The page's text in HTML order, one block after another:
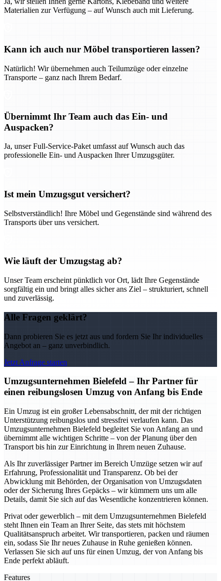
Materialien zur Verfügung – auf Wunsch auch mit Lieferung.
Kann ich auch nur Möbel transportieren lassen?
Natürlich! Wir übernehmen auch Teilumzüge oder einzelne
Transporte – ganz nach Ihrem Bedarf.
Übernimmt Ihr Team auch das Ein- und
Auspacken?
Ja, unser Full-Service-Paket umfasst auf Wunsch auch das
professionelle Ein- und Auspacken Ihrer Umzugsgüter.
Ist mein Umzugsgut versichert?
Selbstverständlich! Ihre Möbel und Gegenstände sind während des
Transports über uns versichert.
Wie läuft der Umzugstag ab?
Unser Team erscheint pünktlich vor Ort, lädt Ihre Gegenstände
sorgfältig ein und bringt alles sicher ans Ziel – strukturiert, schnell
und zuverlässig.
Alle Fragen geklärt?
Dann probieren Sie es jetzt aus und fordern Sie Ihr individuelles
Angebot an – ganz unverbindlich.
Jetzt Anfrage starten
Umzugsunternehmen Bielefeld – Ihr Partner für
einen reibungslosen Umzug von Anfang bis Ende
Ein Umzug ist ein großer Lebensabschnitt, der mit der richtigen
Unterstützung reibungslos und stressfrei verlaufen kann. Das
Umzugsunternehmen Bielefeld begleitet Sie von Anfang an und
übernimmt alle wichtigen Schritte – von der Planung über den
Transport bis hin zur Einrichtung in Ihrem neuen Zuhause.
Als Ihr zuverlässiger Partner im Bereich Umzüge setzen wir auf
Erfahrung, Professionalität und Transparenz. Ob bei der
Abwicklung mit Behörden, der Organisation von Umzugsdaten
oder der Sicherung Ihres Gepäcks – wir kümmern uns um alle
Details, damit Sie sich auf das Wesentliche konzentrieren können.
Privat oder gewerblich – mit dem Umzugsunternehmen Bielefeld
steht Ihnen ein Team an Ihrer Seite, das stets mit höchstem
Qualitätsanspruch arbeitet. Wir transportieren, packen und räumen
ein, sodass Sie Ihr neues Zuhause in Ruhe genießen können.
Verlassen Sie sich auf uns für einen Umzug, der von Anfang bis
Ende perfekt abläuft.
Features